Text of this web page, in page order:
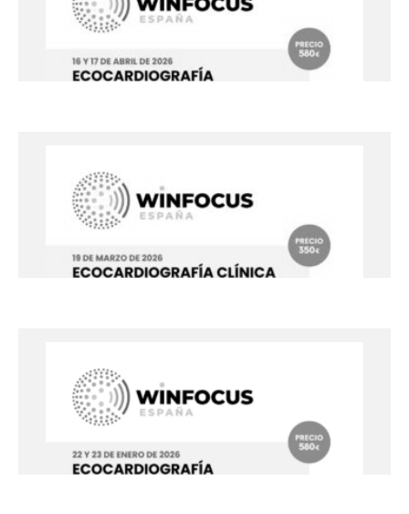
Unidad Docente del Hospital Arnau de Vilanova, Lleida
Nivel Avanzado
16 y 17 de abril de 2026
Unidad Docente del Hospital Arnau de Vilanova, Lleida
Hemodinámica Práctica
19 de marzo de 2026
Centro Hospitalario Hospital Universitari Joan XXIII -